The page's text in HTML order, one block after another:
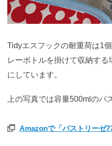
Tidyエスフックの耐重荷は1
レーボトルを掛けて収納する
にしています。
上の写真では容量500mlのパ
Amazonで「パストリーゼ